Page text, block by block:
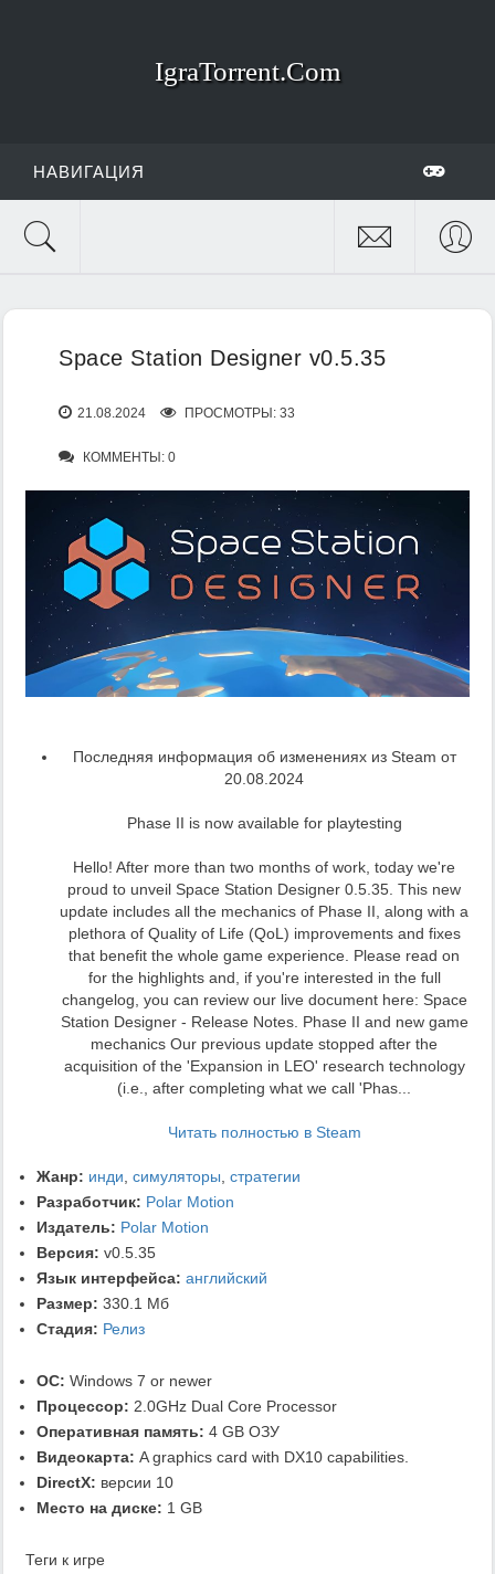
IgraTorrent.Com
НАВИГАЦИЯ
Space Station Designer v0.5.35
21.08.2024 ПРОСМОТРЫ: 33
КОММЕНТЫ: 0
Последняя информация об изменениях из Steam от
20.08.2024
Phase II is now available for playtesting
Hello! After more than two months of work, today we're
proud to unveil Space Station Designer 0.5.35. This new
update includes all the mechanics of Phase II, along with a
plethora of Quality of Life (QoL) improvements and fixes
that benefit the whole game experience. Please read on
for the highlights and, if you're interested in the full
changelog, you can review our live document here: Space
Station Designer - Release Notes. Phase II and new game
mechanics Our previous update stopped after the
acquisition of the 'Expansion in LEO' research technology
(i.e., after completing what we call 'Phas...
Читать полностью в Steam
Жанр: инди, симуляторы, стратегии
Разработчик: Polar Motion
Издатель: Polar Motion
Версия: v0.5.35
Язык интерфейса: английский
Размер: 330.1 Мб
Стадия: Релиз
ОС: Windows 7 or newer
Процессор: 2.0GHz Dual Core Processor
Оперативная память: 4 GB ОЗУ
Видеокарта: A graphics card with DX10 capabilities.
DirectX: версии 10
Место на диске: 1 GB
Теги к игре